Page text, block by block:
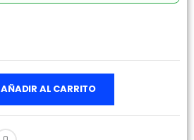
AÑADIR AL CARRITO